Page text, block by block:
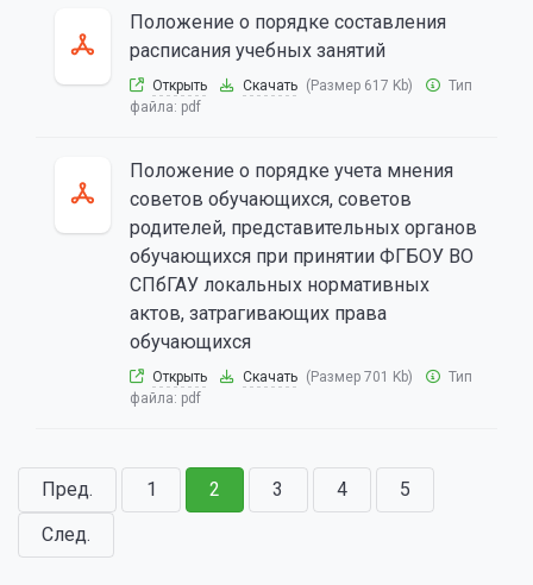
Положение о порядке составления
расписания учебных занятий
Открыть Скачать (Размер 617 Kb)
Тип
файла: pdf
Положение о порядке учета мнения
советов обучающихся, советов
родителей, представительных органов
обучающихся при принятии ФГБОУ ВО
СПбГАУ локальных нормативных
актов, затрагивающих права
обучающихся
Открыть Скачать (Размер 701 Kb)
Тип
файла: pdf
Пред. 1 2 3 4
5
След.